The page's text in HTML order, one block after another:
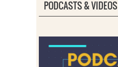
PODCASTS & VIDEOS